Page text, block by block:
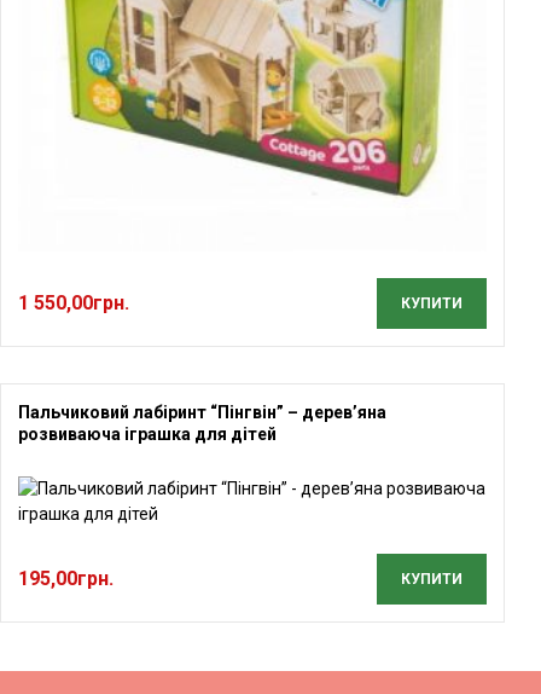
1 550,00грн. КУПИТИ
Пальчиковий лабіринт “Пінгвін” – дерев’яна
розвиваюча іграшка для дітей
195,00грн. КУПИТИ